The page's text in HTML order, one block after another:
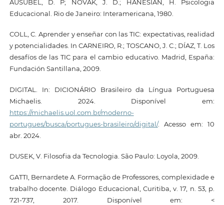
AUSUBEL, D. P; NOVAK, J. D.; HANESIAN, H. Psicologia
Educacional. Rio de Janeiro: Interamericana, 1980.
COLL, C. Aprender y enseñar con las TIC: expectativas, realidad
y potencialidades. In CARNEIRO, R.; TOSCANO, J. C.; DÍAZ, T. Los
desafíos de las TIC para el cambio educativo. Madrid, España:
Fundación Santillana, 2009.
DIGITAL. In: DICIONÁRIO Brasileiro da Língua Portuguesa
Michaelis. 2024. Disponível em:
https://michaelis.uol.com.br/moderno-
portugues/busca/portugues-brasileiro/digital/. Acesso em: 10
abr. 2024.
DUSEK, V. Filosofia da Tecnologia. São Paulo: Loyola, 2009.
GATTI, Bernardete A. Formação de Professores, complexidade e
trabalho docente. Diálogo Educacional, Curitiba, v. 17, n. 53, p.
721-737, 2017. Disponível em: <